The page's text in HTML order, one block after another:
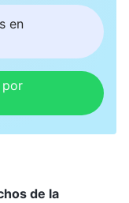
en
por
de la